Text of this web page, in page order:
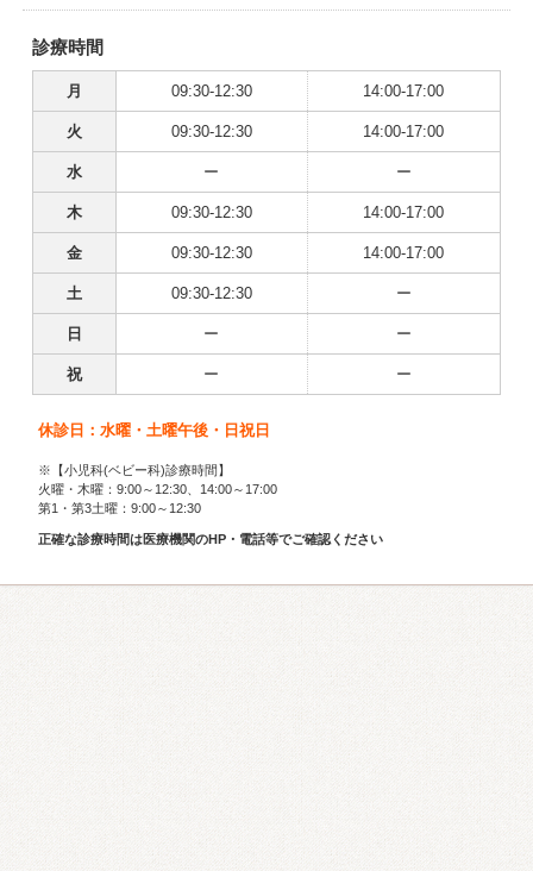
診療時間
月 09:30-12:30 14:00-17:00
火 09:30-12:30 14:00-17:00
水 ー ー
木 09:30-12:30 14:00-17:00
金 09:30-12:30 14:00-17:00
土 09:30-12:30 ー
日 ー ー
祝 ー ー
休診日：水曜・土曜午後・日祝日
※【小児科(ベビー科)診療時間】
火曜・木曜：9:00～12:30、14:00～17:00
第1・第3土曜：9:00～12:30
正確な診療時間は医療機関のHP・電話等でご確認ください